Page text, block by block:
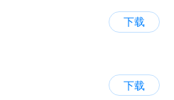
下载
下载